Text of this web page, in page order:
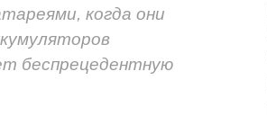
когда они
беспрецедентную